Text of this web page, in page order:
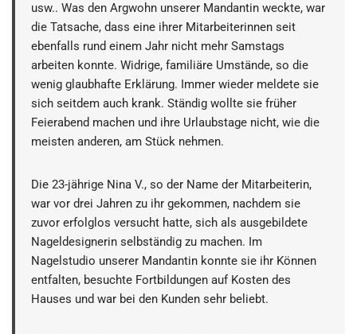
usw.. Was den Argwohn unserer Mandantin weckte, war
die Tatsache, dass eine ihrer Mitarbeiterinnen seit
ebenfalls rund einem Jahr nicht mehr Samstags
arbeiten konnte. Widrige, familiäre Umstände, so die
wenig glaubhafte Erklärung. Immer wieder meldete sie
sich seitdem auch krank. Ständig wollte sie früher
Feierabend machen und ihre Urlaubstage nicht, wie die
meisten anderen, am Stück nehmen.
Die 23-jährige Nina V., so der Name der Mitarbeiterin,
war vor drei Jahren zu ihr gekommen, nachdem sie
zuvor erfolglos versucht hatte, sich als ausgebildete
Nageldesignerin selbständig zu machen. Im
Nagelstudio unserer Mandantin konnte sie ihr Können
entfalten, besuchte Fortbildungen auf Kosten des
Hauses und war bei den Kunden sehr beliebt.